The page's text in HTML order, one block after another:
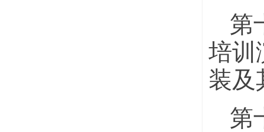
第
培训
装及
第